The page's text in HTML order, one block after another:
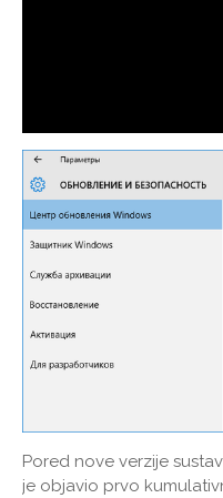
Pored nove verzije
je objavio prvo